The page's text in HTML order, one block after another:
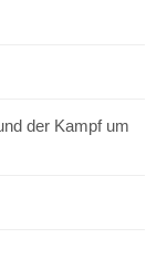
der Kampf um